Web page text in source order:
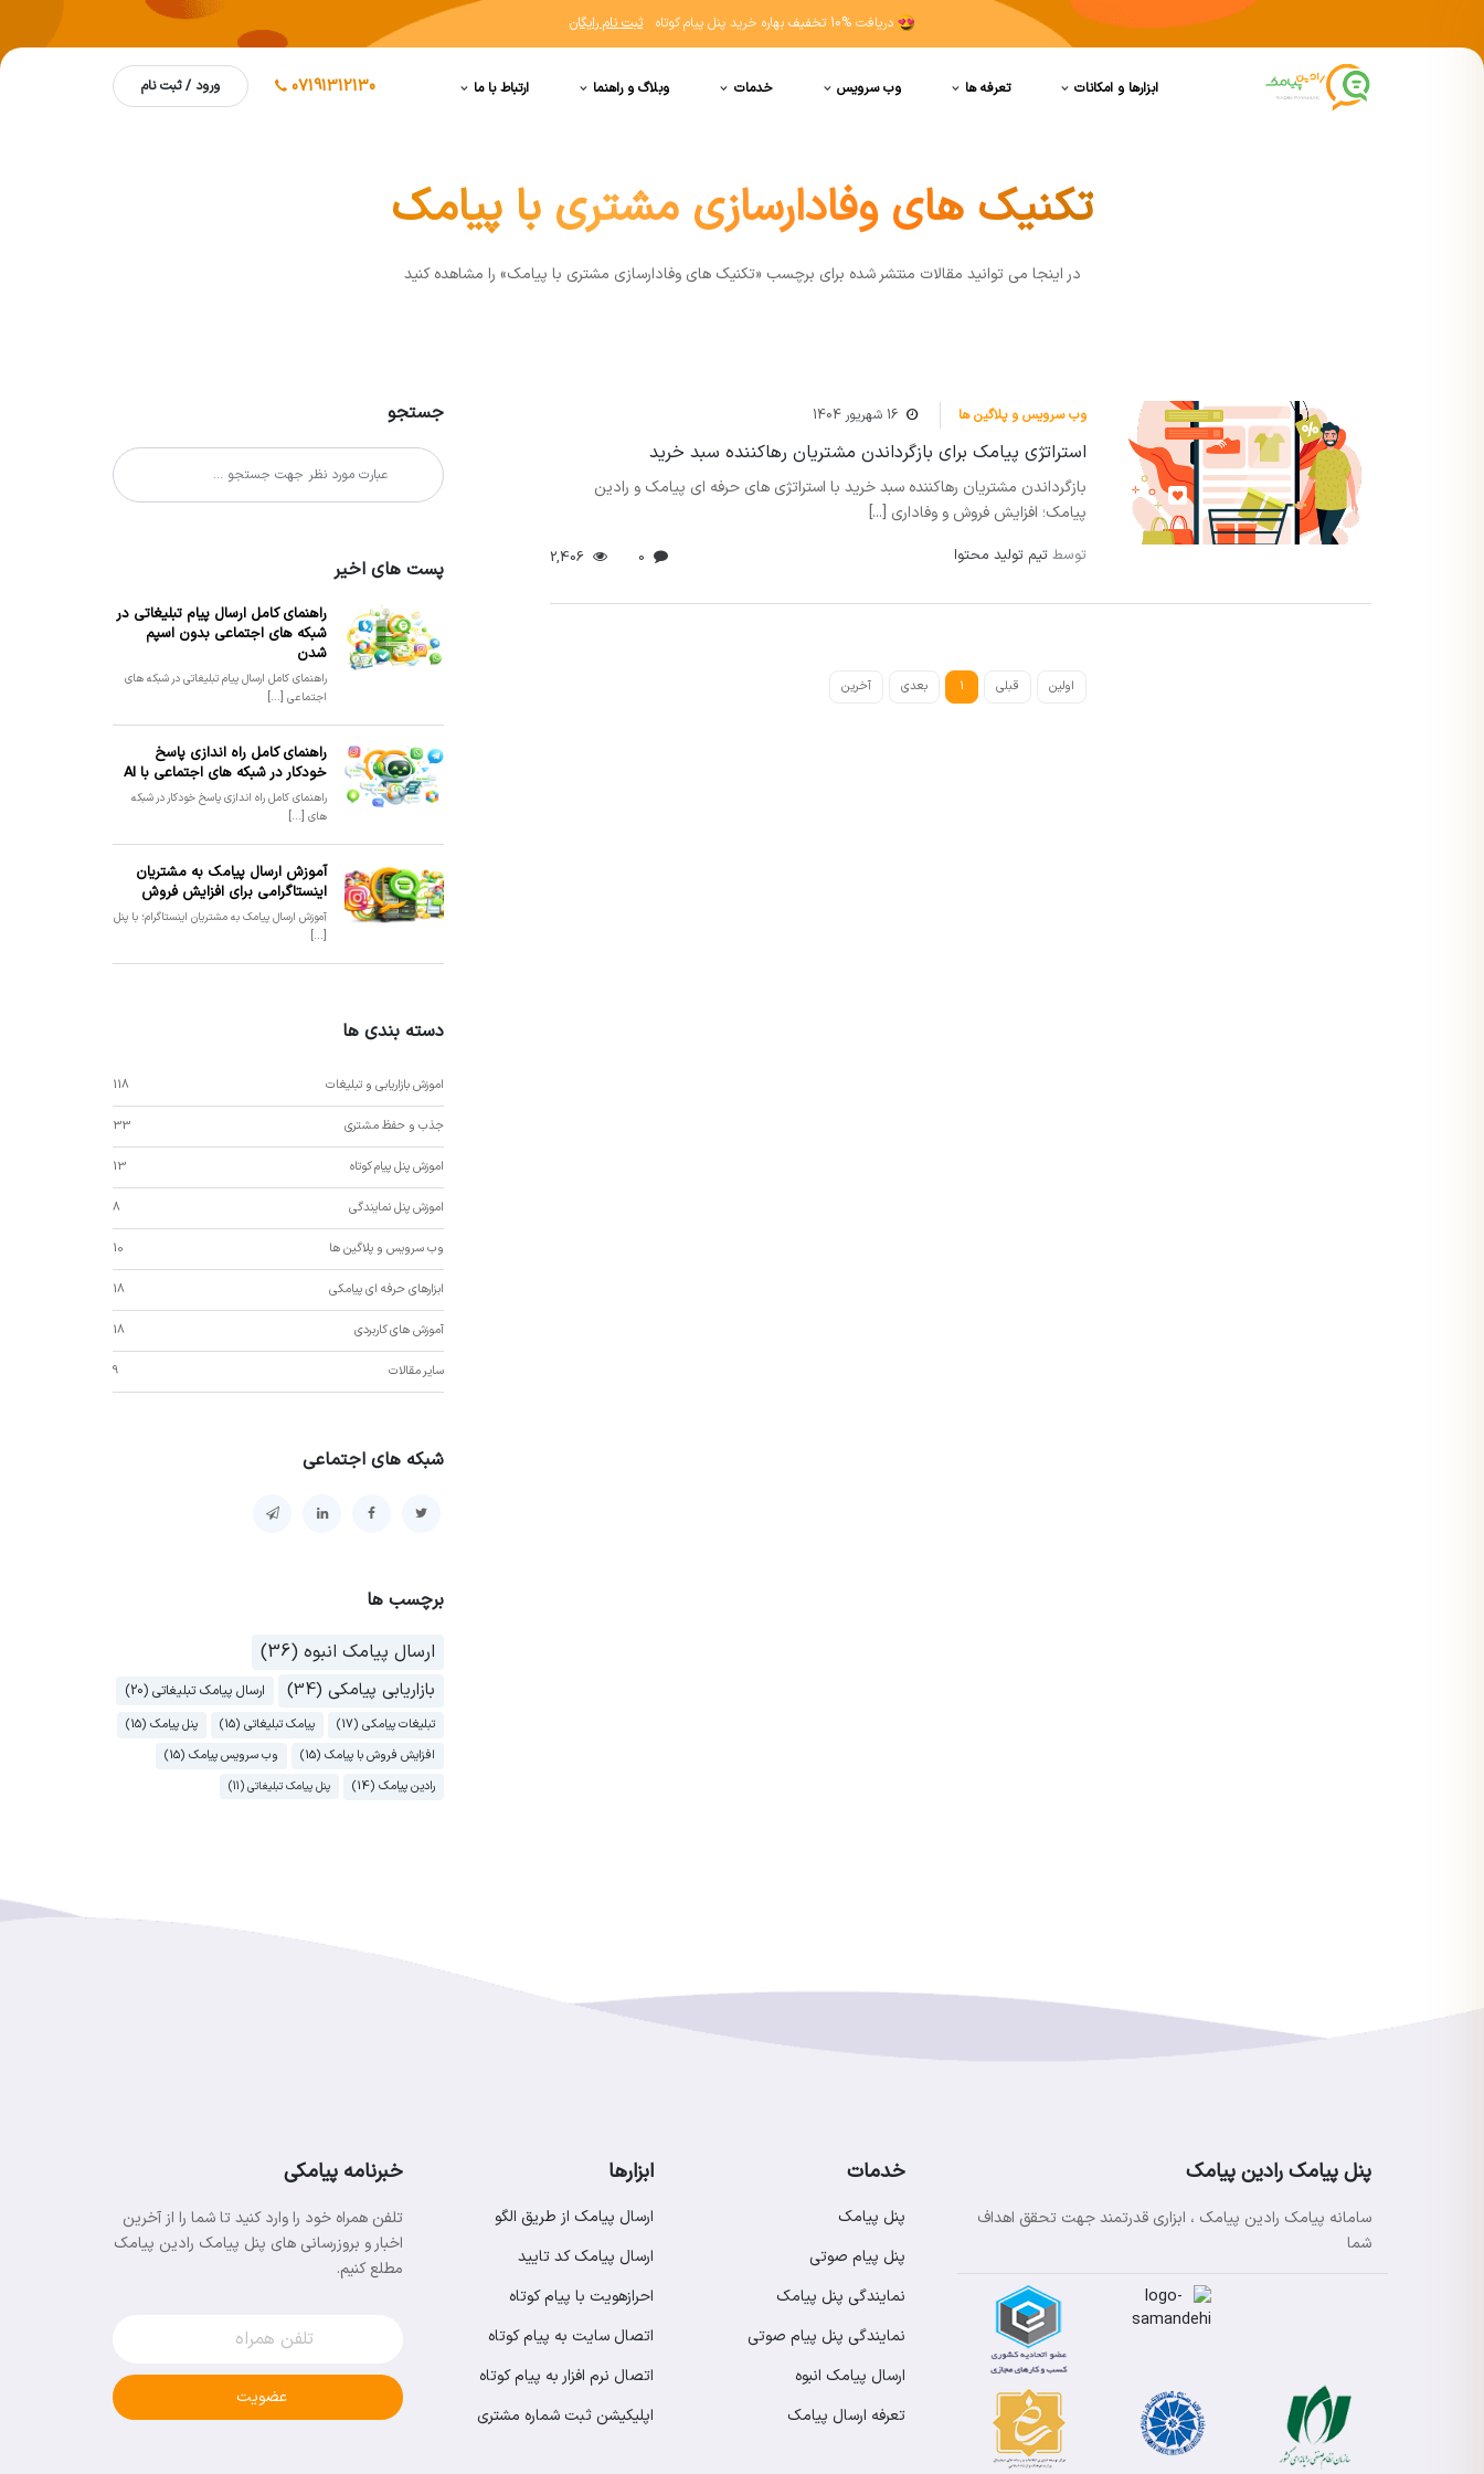
دریافت 10% تخفیف بهاره خرید پنل پیام کوتاه ثبت نام رایگان
ابزارها و امکانات تعرفه ها وب سرویس خدمات وبلاگ و راهنما ارتباط با ما 07191312130 ورود / ثبت نام
تکنیک های وفادارسازی مشتری با پیامک
در اينجا مي توانيد مقالات منتشر شده برای برچسب «تکنیک های وفادارسازی مشتری با پیامک» را مشاهده کنيد
وب سرویس و پلاگین ها 16 شهریور 1404
استراتژی پیامک برای بازگرداندن مشتریان رهاکننده سبد خرید
بازگرداندن مشتریان رهاکننده سبد خرید با استراتژی های حرفه ای پیامک و رادین
پیامک؛ افزایش فروش و وفاداری [...]
توسطتیم تولید محتوا
اولین قبلی 1 بعدی آخرین
جستجو
پست های اخیر
راهنمای کامل ارسال پیام تبلیغاتی در
شبکه های اجتماعی بدون اسپم
شدن
راهنمای کامل ارسال پیام تبلیغاتی در شبکه های
اجتماعی [...]
راهنمای کامل راه اندازی پاسخ
خودکار در شبکه های اجتماعی با AI
راهنمای کامل راه اندازی پاسخ خودکار در شبکه
های [...]
آموزش ارسال پیامک به مشتریان
اینستاگرامی برای افزایش فروش
آموزش ارسال پیامک به مشتریان اینستاگرام؛ با پنل
[...]
دسته بندی ها
اموزش بازاریابی و تبلیغات 118
جذب و حفظ مشتری 33
اموزش پنل پیام کوتاه 13
اموزش پنل نمایندگی 8
وب سرویس و پلاگین ها 10
ابزارهای حرفه ای پیامکی 18
آموزش های کاربردی 18
سایر مقالات 9
شبکه های اجتماعی
برچسب ها
ارسال پیامک انبوه (36)
بازاریابی پیامکی (34) ارسال پیامک تبلیغاتی (20)
تبلیغات پیامکی (17) پیامک تبلیغاتی (15)
پنل پیامک (15)
افزایش فروش با پیامک (15)
وب سرویس پیامک (15)
رادین پیامک (14)
پنل پیامک تبلیغاتی (11)
پنل پیامک رادین پیامک
سامانه پیامک رادین پیامک ، ابزاری قدرتمند جهت تحقق اهداف
شما
خدمات
پنل پیامک
پنل پیام صوتی
نمایندگی پنل پیامک
نمایندگی پنل پیام صوتی
ارسال پیامک انبوه
تعرفه ارسال پیامک
ابزارها
ارسال پیامک از طریق الگو
ارسال پیامک کد تایید
احرازهویت با پیام کوتاه
اتصال سایت به پیام کوتاه
اتصال نرم افزار به پیام کوتاه
اپلیکیشن ثبت شماره مشتری
خبرنامه پیامکی
تلفن همراه خود را وارد کنید تا شما را از آخرین
اخبار و بروزرسانی های پنل پیامک رادین پیامک
مطلع کنیم.
عضویت